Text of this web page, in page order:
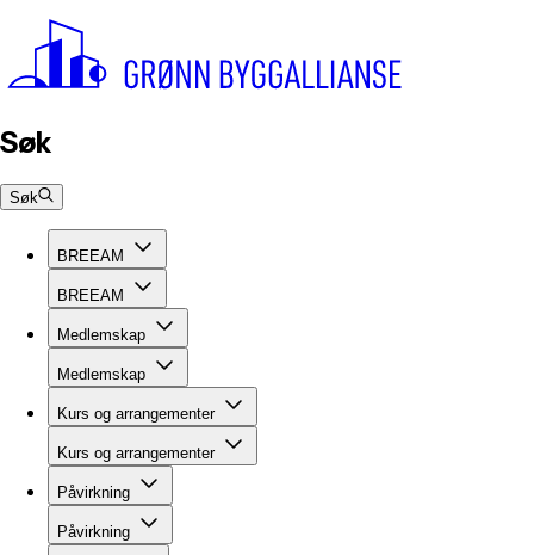
Søk
Søk
BREEAM
BREEAM
Medlemskap
Medlemskap
Kurs og arrangementer
Kurs og arrangementer
Påvirkning
Påvirkning